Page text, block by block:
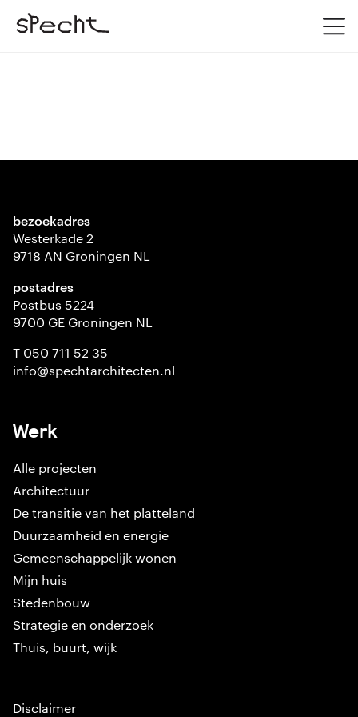
bezoekadres
Westerkade 2
9718 AN Groningen NL
postadres
Postbus 5224
9700 GE Groningen NL
T 050 711 52 35
info@spechtarchitecten.nl
Werk
Alle projecten
Architectuur
De transitie van het platteland
Duurzaamheid en energie
Gemeenschappelijk wonen
Mijn huis
Stedenbouw
Strategie en onderzoek
Thuis, buurt, wijk
Disclaimer